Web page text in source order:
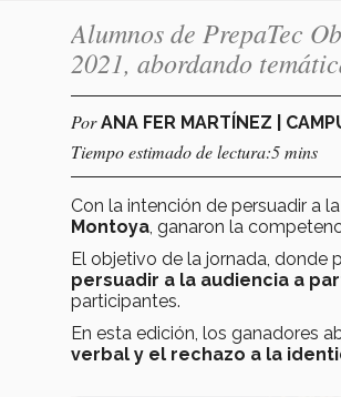
Alumnos de PrepaTec
2021, abordando
PorANA FER MARTÍNEZ |
Tiempo estimado de lectura:5 mins
Con la intención de persuadir a
Montoya , ganaron la
El objetivo de la jornada, donde
persuadir a la audiencia a
participantes.
En esta edición, los ganadores
verbal y el rechazo a la